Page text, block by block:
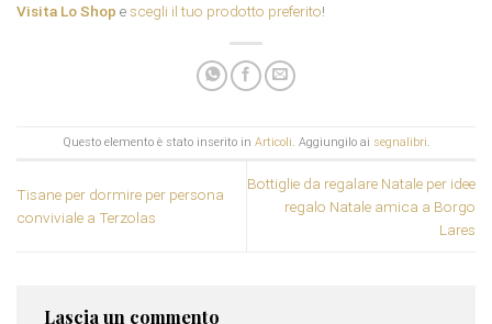
Visita Lo Shop escegli il tuo prodotto preferito!
Questo elemento è stato inserito in Articoli. Aggiungilo ai segnalibri.
Tisane per dormire per persona
conviviale a Terzolas
Bottiglie da regalare Natale per idee
regalo Natale amica a Borgo
Lares
Lascia un commento